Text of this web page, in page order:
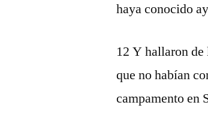
haya conocido
12 Y hallaron de
que no habían
campamento en